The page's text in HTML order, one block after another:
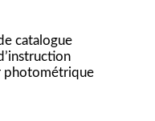
catalogue
photométrique